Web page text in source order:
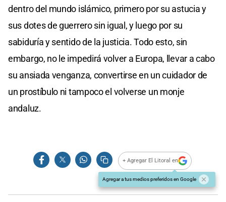
dentro del mundo islámico, primero por su astucia y
sus dotes de guerrero sin igual, y luego por su
sabiduría y sentido de la justicia. Todo esto, sin
embargo, no le impedirá volver a Europa, llevar a cabo
su ansiada venganza, convertirse en un cuidador de
un prostíbulo ni tampoco el volverse un monje
andaluz.
+ Agregar El Litoral en
Agregar a tus medios preferidos en Google